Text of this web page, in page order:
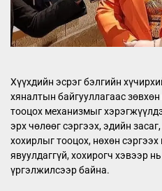
Хүүхдийн эсрэг бэлгийн
хяналтын байгууллагаас
тооцох механизмыг
эрх чөлөөг сэргээх, эдийн
хохирлыг тооцох, нөхөн
явуулдаггүй, хохирогч хэвээр
үргэлжилсээр байна.